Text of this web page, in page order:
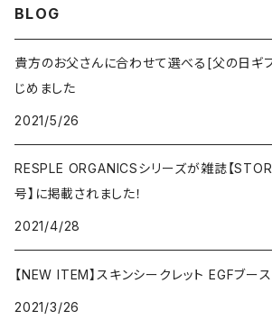
BLOG
貴方のお父さんに合わせて選べる[父の日ギ
じめました
2021/5/26
RESPLE ORGANICSシリーズが雑誌【
号】に掲載されました！
2021/4/28
【NEW ITEM】スキンシークレット EGFブース
2021/3/26